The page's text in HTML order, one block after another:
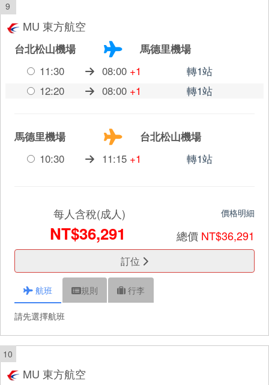
9
MU 東方航空
台北松山機場
馬德里機場
11:30
08:00 +1
轉1站
12:20
08:00 +1 轉1站
馬德里機場
台北松山機場
10:30
11:15 +1 轉1站
每人含稅(成人)
NT$36,291
價格明細
總價 NT$36,291
訂位
航班 規則 行李
請先選擇航班
10
MU 東方航空